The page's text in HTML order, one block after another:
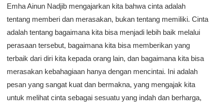
Emha Ainun Nadjib mengajarkan kita bahwa cinta adalah
tentang memberi dan merasakan, bukan tentang memiliki. Cinta
adalah tentang bagaimana kita bisa menjadi lebih baik melalui
perasaan tersebut, bagaimana kita bisa memberikan yang
terbaik dari diri kita kepada orang lain, dan bagaimana kita bisa
merasakan kebahagiaan hanya dengan mencintai. Ini adalah
pesan yang sangat kuat dan bermakna, yang mengajak kita
untuk melihat cinta sebagai sesuatu yang indah dan berharga,